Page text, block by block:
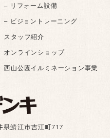
県鯖江市吉江町717
– リフォーム設備
– ビジョントレーニング
スタッフ紹介
オンラインショップ
西山公園イルミネーション事業